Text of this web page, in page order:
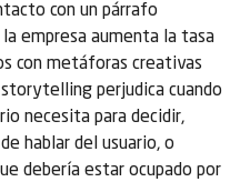
con un párrafo
empresa aumenta la tasa
con metáforas creativas
perjudica cuando
necesita para decidir,
hablar del usuario, o
debería estar ocupado por